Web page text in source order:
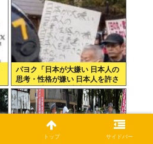
パヨク「日本が大嫌い 日本人の
思考・性格が嫌い 日本人を許さ
ない 日本なんか消滅してほし
い」
トップ サイドバー